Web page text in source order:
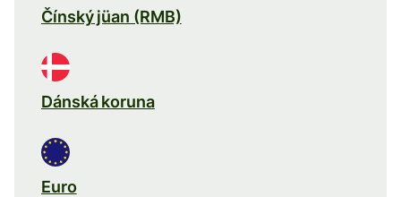
Čínský jüan (RMB)
Dánská koruna
Euro